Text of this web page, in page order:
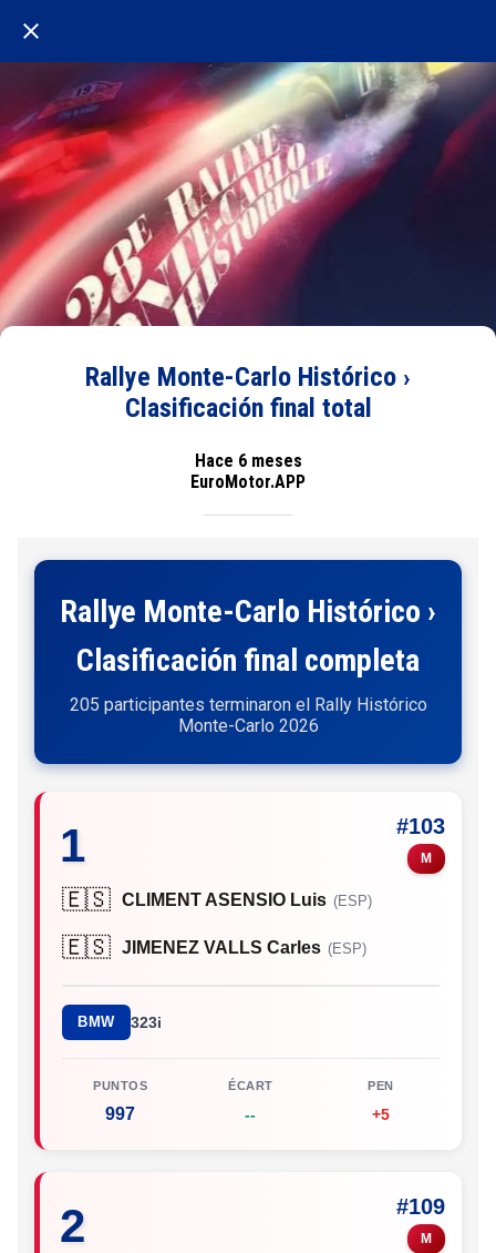
Rallye Monte-Carlo Histórico ›
Clasificación final total
Hace 6 meses
EuroMotor.APP
Rallye Monte-Carlo Histórico ›
Clasificación final completa
205 participantes terminaron el Rally Histórico
Monte-Carlo 2026
1 #103
M
🇪🇸 CLIMENT ASENSIO Luis (ESP)
🇪🇸 JIMENEZ VALLS Carles (ESP)
BMW 323i
PUNTOS
997
ÉCART
--
PEN
+5
2 #109
M